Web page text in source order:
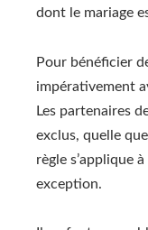
dont le mariage
Pour bénéficier
impérativement
Les partenaires
exclus, quelle
règle s’applique
exception.